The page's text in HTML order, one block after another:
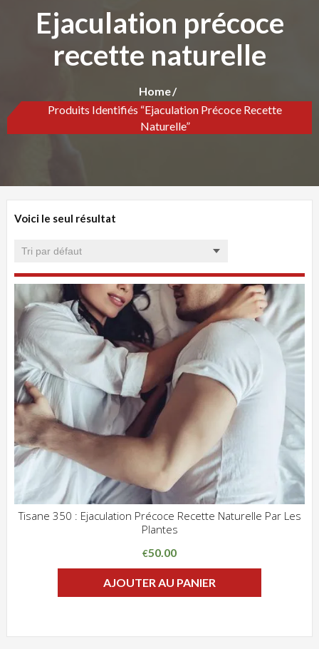
Ejaculation précoce
recette naturelle
Home
Produits Identifiés “Ejaculation Précoce Recette
Naturelle”
Voici le seul résultat
Tisane 350 : Ejaculation Précoce Recette Naturelle Par Les
Plantes
€50.00
AJOUTER AU PANIER